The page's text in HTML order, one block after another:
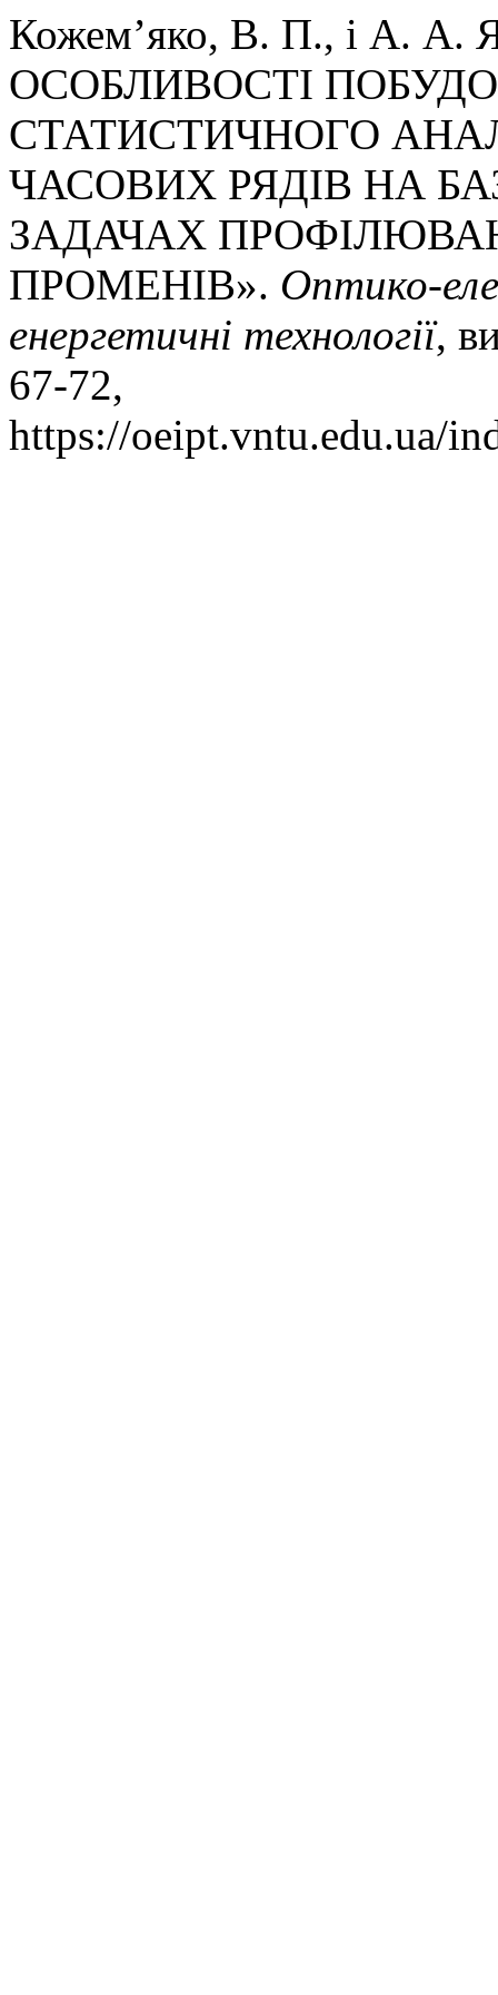
Кожем’яко, В. П., і А.
ОСОБЛИВОСТІ
СТАТИСТИЧНОГО
ЧАСОВИХ РЯДІВ НА
ЗАДАЧАХ
ПРОМЕНІВ». Оптико-
енергетичнi технологiї,
67-72,
https://oeipt.vntu.edu.ua/